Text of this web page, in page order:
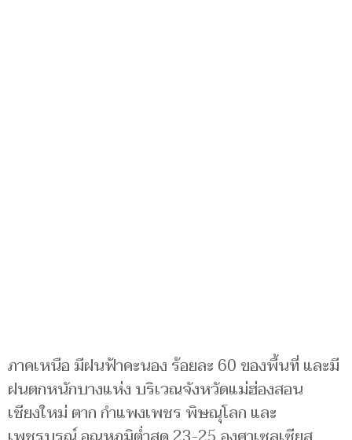
ภาคเหนือ มีฝนฟ้าคะนอง ร้อยละ 60 ของพื้นที่ และมี
ฝนตกหนักบางแห่ง บริเวณจังหวัดแม่ฮ่องสอน
เชียงใหม่ ตาก กำแพงเพชร พิษณุโลก และ